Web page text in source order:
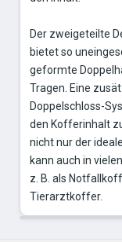
Der zweigeteilte
bietet so
geformte
Tragen. Eine
Doppelschloss-
den Kofferinhalt
nicht nur der
kann auch in
z. B. als
Tierarztkoffer.